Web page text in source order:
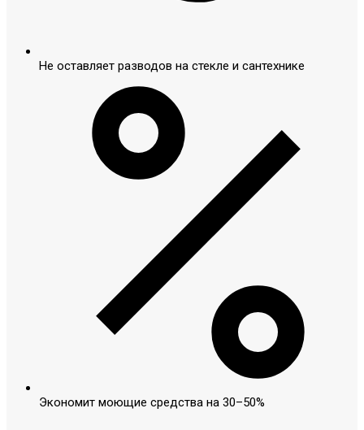
Не оставляет разводов на стекле и сантехнике
Экономит моющие средства на 30–50%